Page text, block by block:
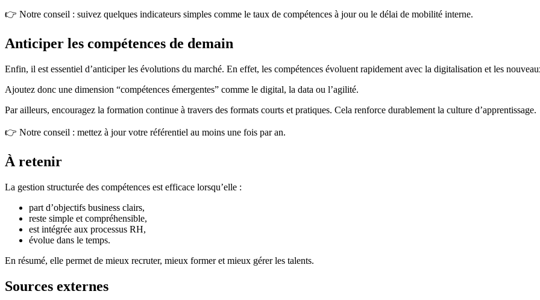
👉 Notre conseil : suivez quelques indicateurs simples comme le taux de compétences à jour ou le délai de mobilité interne.
Anticiper les compétences de demain
Enfin, il est essentiel d’anticiper les évolutions du marché. En effet, les compétences évoluent rapidement avec la digitalisation et les
Ajoutez donc une dimension “compétences émergentes” comme le digital, la data ou l’agilité.
Par ailleurs, encouragez la formation continue à travers des formats courts et pratiques. Cela renforce durablement la culture d’apprentissage.
👉 Notre conseil : mettez à jour votre référentiel au moins une fois par an.
À retenir
La gestion structurée des compétences est efficace lorsqu’elle :
part d’objectifs business clairs,
reste simple et compréhensible,
est intégrée aux processus RH,
évolue dans le temps.
En résumé, elle permet de mieux recruter, mieux former et mieux gérer les talents.
Sources externes